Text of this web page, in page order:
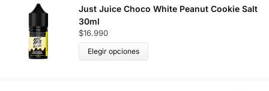
Just Juice Choco White Peanut Cookie Salt
30ml
$16.990
Elegir opciones